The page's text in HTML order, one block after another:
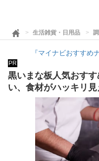
生活雑貨・日用品
『マイナビおすすめ
PR
黒いまな板人気おす
い、食材がハッキリ見